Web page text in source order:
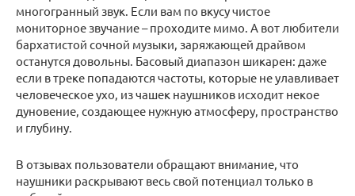
многогранный звук. Если вам по вкусу чистое
мониторное звучание – проходите мимо. А вот любители
бархатистой сочной музыки, заряжающей драйвом
останутся довольны. Басовый диапазон шикарен: даже
если в треке попадаются частоты, которые не улавливает
человеческое ухо, из чашек наушников исходит некое
дуновение, создающее нужную атмосферу, пространство
и глубину.
В отзывах пользователи обращают внимание, что
наушники раскрывают весь свой потенциал только в